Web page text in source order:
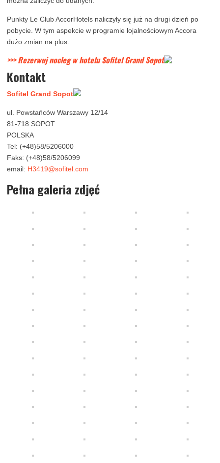
Punkty Le Club AccorHotels naliczyły się już na drugi dzień po
pobycie. W tym aspekcie w programie lojalnościowym Accora
dużo zmian na plus.
>>> Rezerwuj nocleg w hotelu Sofitel Grand Sopot
Kontakt
Sofitel Grand Sopot
ul. Powstańców Warszawy 12/14
81-718 SOPOT
POLSKA
Tel: (+48)58/5206000
Faks: (+48)58/5206099
email: H3419@sofitel.com
Pełna galeria zdjęć